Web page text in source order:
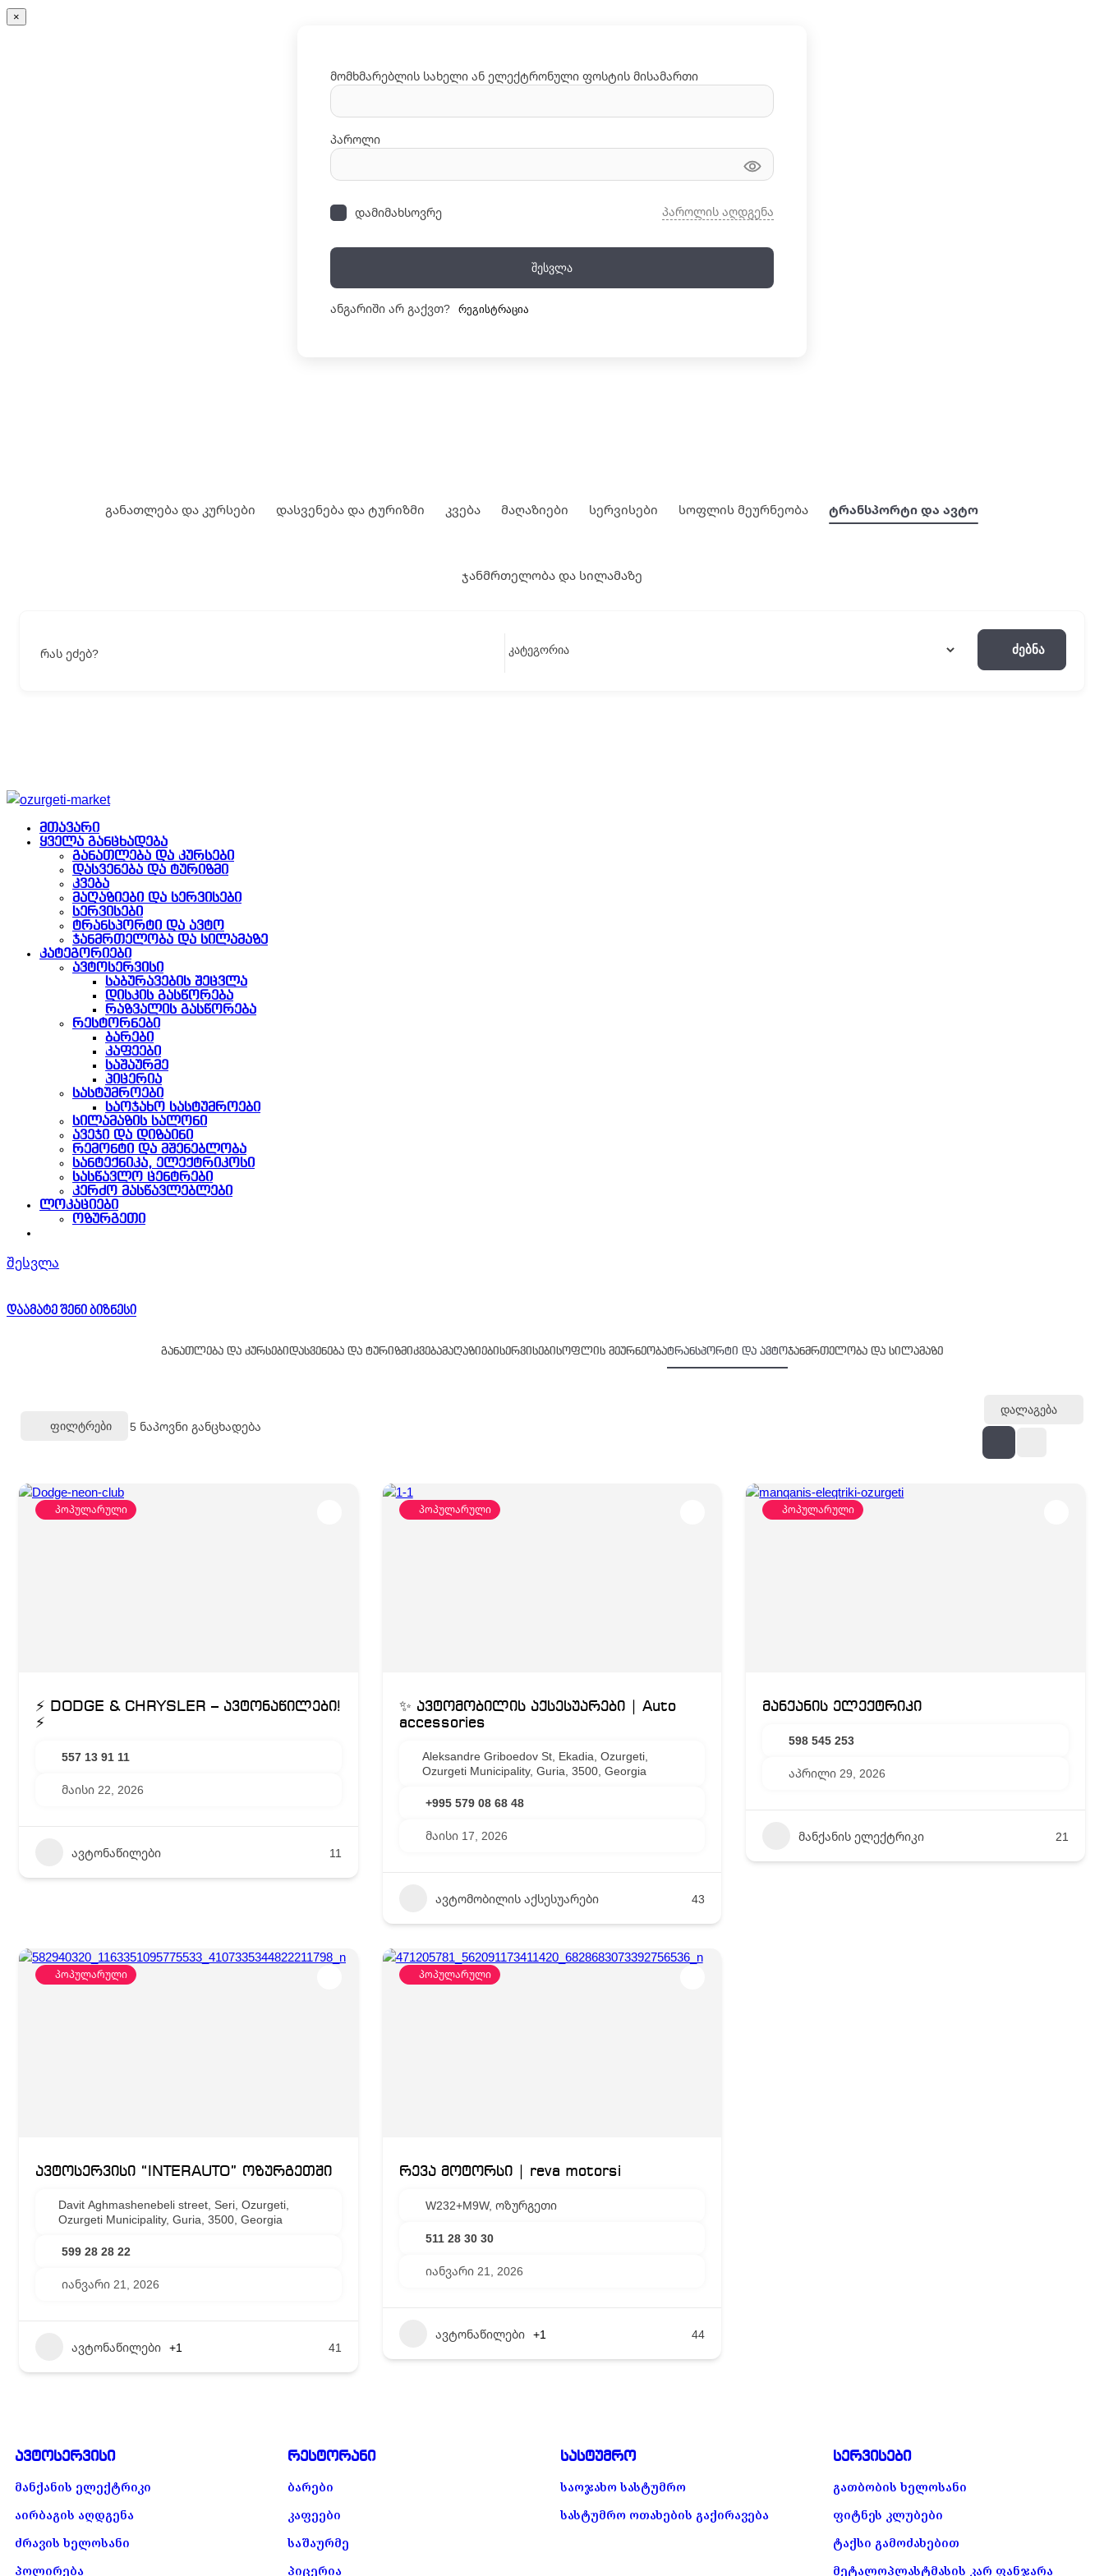
×
მომხმარებლის სახელი ან ელექტრონული ფოსტის მისამართი
პაროლი
დამიმახსოვრე პაროლის აღდგენა
Შესვლა
ანგარიში არ გაქვთ? Რეგისტრაცია
განათლება და კურსები დასვენება და ტურიზმი კვება მაღაზიები სერვისები სოფლის მეურნეობა ტრანსპორტი და ავტო
ჯანმრთელობა და სილამაზე
რას ეძებ? Ძებნა
მთავარი
ყველა განცხადება
განათლება და კურსები
დასვენება და ტურიზმი
კვება
მაღაზიები და სერვისები
სერვისები
ტრანსპორტი და ავტო
ჯანმრთელობა და სილამაზე
კატეგორიები
ავტოსერვისი
საბურავების შეცვლა
დისკის გასწორება
რაზვალის გასწორება
რესტორნები
ბარები
კაფეები
საშაურმე
პიცერია
სასტუმროები
საოჯახო სასტუმროები
სილამაზის სალონი
ავეჯი და დიზაინი
რემონტი და მშენებლობა
სანტექნიკა, ელექტრიკოსი
სასწავლო ცენტრები
კერძო მასწავლებლები
ლოკაციები
ოზურგეთი
შესვლა
დაამატე შენი ბიზნესი
განათლება და კურსებიდასვენება და ტურიზმიკვებამაღაზიებისერვისებისოფლის მეურნეობატრანსპორტი და ავტოჯანმრთელობა და სილამაზე
Ფილტრები 5 ნაპოვნი განცხადება
Დალაგება
პოპულარული
⚡ DODGE & CHRYSLER – ავტონაწილები!
⚡
557 13 91 11
მაისი 22, 2026
ავტონაწილები 11
პოპულარული
✨ ავტომობილის აქსესუარები | Auto
accessories
Aleksandre Griboedov St, Ekadia, Ozurgeti,
Ozurgeti Municipality, Guria, 3500, Georgia
+995 579 08 68 48
მაისი 17, 2026
ავტომობილის აქსესუარები 43
პოპულარული
მანქანის ელექტრიკი
598 545 253
აპრილი 29, 2026
მანქანის ელექტრიკი 21
პოპულარული
ავტოსერვისი “INTERAUTO” ოზურგეთში
Davit Aghmashenebeli street, Seri, Ozurgeti,
Ozurgeti Municipality, Guria, 3500, Georgia
599 28 28 22
იანვარი 21, 2026
ავტონაწილები +1 41
პოპულარული
რევა მოტორსი | reva motorsi
W232+M9W, ოზურგეთი
511 28 30 30
იანვარი 21, 2026
ავტონაწილები +1 44
ავტოსერვისი
მანქანის ელექტრიკი
აირბაგის აღდგენა
ძრავის ხელოსანი
პოლირება
რესტორანი
ბარები
კაფეები
საშაურმე
პიცერია
სასტუმრო
საოჯახო სასტუმრო
სასტუმრო ოთახების გაქირავება
სერვისები
გათბობის ხელოსანი
ფიტნეს კლუბები
ტაქსი გამოძახებით
მეტალოპლასტმასის კარ ფანჯარა